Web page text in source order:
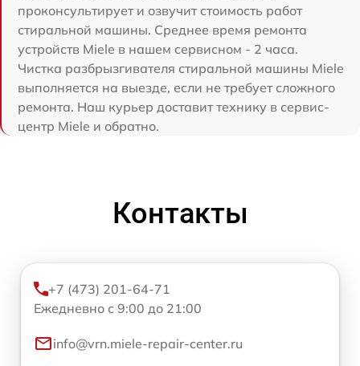
проконсультирует и озвучит стоимость работ
стиральной машины. Среднее время ремонта
устройств Miele в нашем сервисном - 2 часа.
Чистка разбрызгивателя стиральной машины Miele
выполняется на выезде, если не требует сложного
ремонта. Наш курьер доставит технику в сервис-
центр Miele и обратно.
Контакты
+7 (473) 201-64-71
Ежедневно с 9:00 до 21:00
info@vrn.miele-repair-center.ru